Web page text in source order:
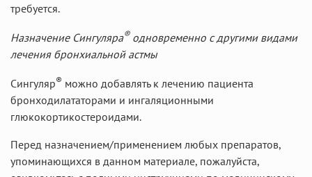
требуется.
Назначение Сингуляра®одновременно с другими видами
лечения бронхиальной астмы
Сингуляр® можно добавлять к лечению пациента
бронходилататорами и ингаляционными
глюкокортикостероидами.
Перед назначением/применением любых препаратов,
упоминающихся в данном материале, пожалуйста,